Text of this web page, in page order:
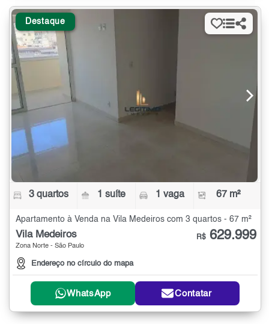
Destaque
3 quartos 1 suíte 1 vaga 67 m²
Apartamento à Venda na Vila Medeiros com 3 quartos - 67 m²
Vila Medeiros
Zona Norte - São Paulo
Endereço no círculo do mapa
R$ 629.999
WhatsApp Contatar